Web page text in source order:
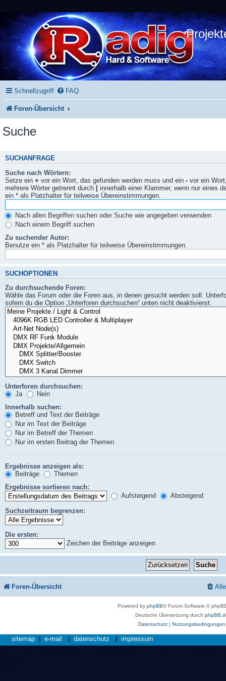
Schnellzugriff FAQ
Foren-Übersicht
Suche
SUCHANFRAGE
Suche nach Wörtern:
Setze ein + vor ein Wort, das gefunden werden muss und ein - vor ein
mehrere Wörter getrennt durch | innerhalb einer Klammer, wenn nur eines
ein * als Platzhalter für teilweise Übereinstimmungen.
Nach allen Begriffen suchen oder Suche wie angegeben verwenden
Nach einem Begriff suchen
Zu suchender Autor:
Benutze ein * als Platzhalter für teilweise Übereinstimmungen.
SUCHOPTIONEN
Zu durchsuchende Foren:
Wähle das Forum oder die Foren aus, in denen gesucht werden soll.
sofern du die Option „Unterforen durchsuchen“ unten nicht deaktivierst.
Unterforen durchsuchen:
Ja
Nein
Innerhalb suchen:
Betreff und Text der Beiträge
Nur im Text der Beiträge
Nur im Betreff der Themen
Nur im ersten Beitrag der Themen
Ergebnisse anzeigen als:
Beiträge
Themen
Ergebnisse sortieren nach:
Aufsteigend
Absteigend
Suchzeitraum begrenzen:
Die ersten:
Zeichen der Beiträge anzeigen
Foren-Übersicht
Powered byphpBB® Forum Software ©
Deutsche Übersetzung durch
Datenschutz| Nutzungsbedingungen
sitemap e-mail datenschutz impressum